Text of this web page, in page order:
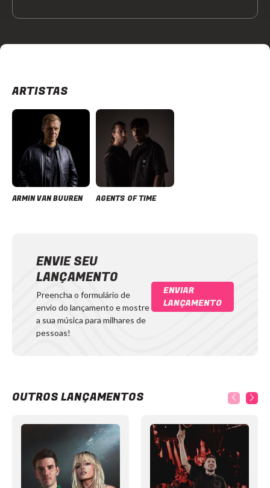
ARTISTAS
ARMIN VAN BUUREN AGENTS OF TIME
ENVIE SEU
LANÇAMENTO
Preencha o formulário de
envio do lançamento e mostre
a sua música para milhares de
pessoas!
ENVIAR
LANÇAMENTO
OUTROS LANÇAMENTOS